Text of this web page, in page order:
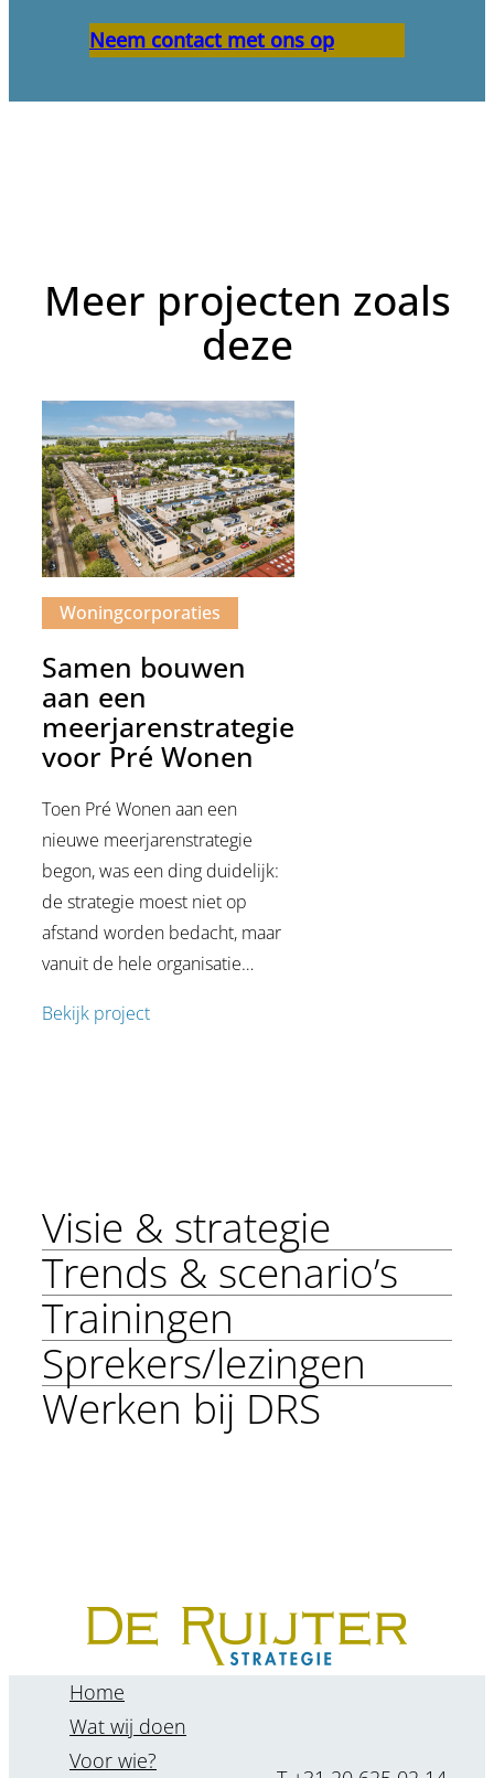
Neem contact met ons op
Meer projecten zoals
deze
Woning­corporaties
Samen bouwen
aan een
meerjarenstrategie
voor Pré Wonen
Toen Pré Wonen aan een
nieuwe meerjarenstrategie
begon, was een ding duidelijk:
de strategie moest niet op
afstand worden bedacht, maar
vanuit de hele organisatie…
Bekijk project
Visie & strategie
Trends & scenario’s
Trainingen
Sprekers/lezingen
Werken bij DRS
Home
Wat wij doen
Voor wie?